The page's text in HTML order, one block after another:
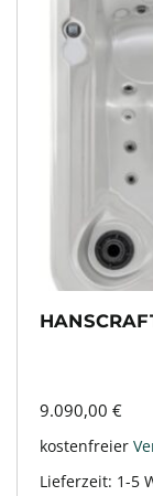
9.090,00 €
kostenfreier
Lieferzeit: 1-5